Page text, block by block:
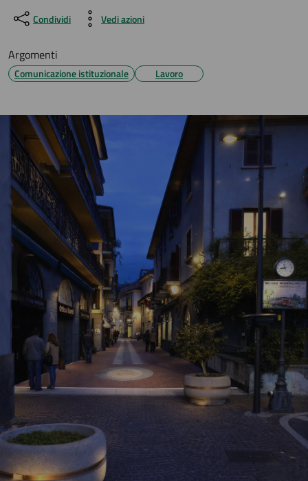
Condividi Vedi azioni
Argomenti
Comunicazione istituzionale Lavoro